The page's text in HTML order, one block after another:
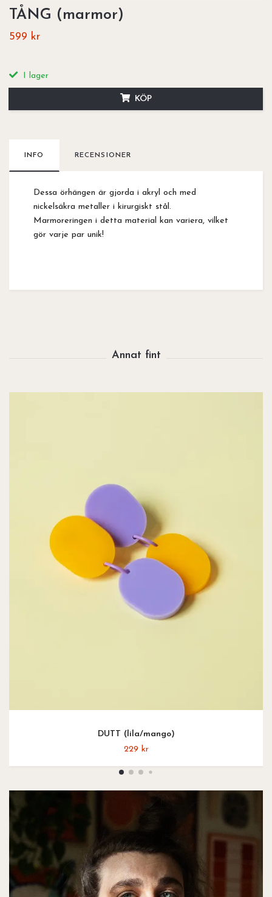
TÅNG (marmor)
599 kr
I lager
KÖP
INFO RECENSIONER
Dessa örhängen är gjorda i akryl och med
nickelsäkra metaller i kirurgiskt stål.
Marmoreringen i detta material kan variera, vilket
gör varje par unik!
DUTT (lila/mango)
229 kr